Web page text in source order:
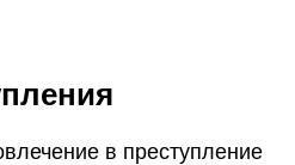
в преступление